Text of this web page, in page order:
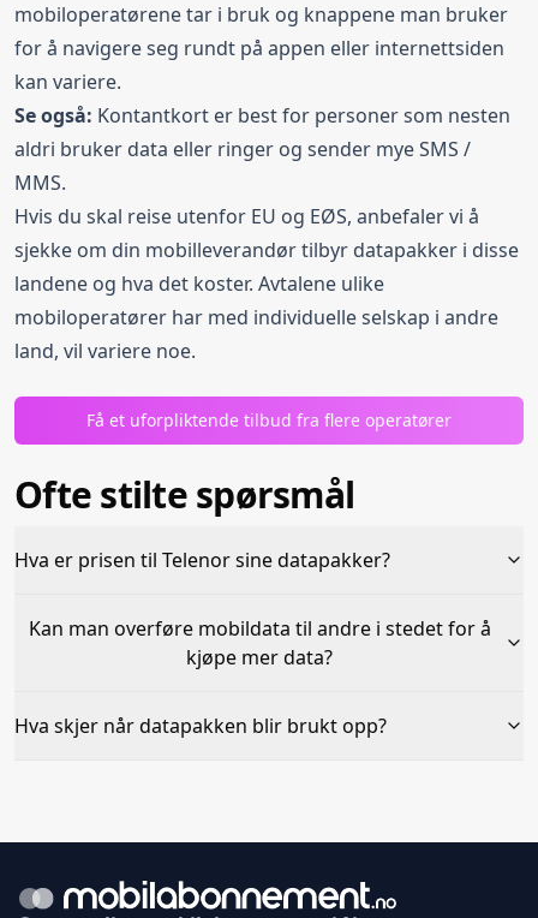
mobiloperatørene tar i bruk og knappene man bruker
for å navigere seg rundt på appen eller internettsiden
kan variere.
Se også: Kontantkort er best for personer som nesten
aldri bruker data eller ringer og sender mye SMS /
MMS.
Hvis du skal reise utenfor EU og EØS, anbefaler vi å
sjekke om din mobilleverandør tilbyr datapakker i disse
landene og hva det koster. Avtalene ulike
mobiloperatører har med individuelle selskap i andre
land, vil variere noe.
Få et uforpliktende tilbud fra flere operatører
Ofte stilte spørsmål
Hva er prisen til Telenor sine datapakker?
Kan man overføre mobildata til andre i stedet for å
kjøpe mer data?
Hva skjer når datapakken blir brukt opp?